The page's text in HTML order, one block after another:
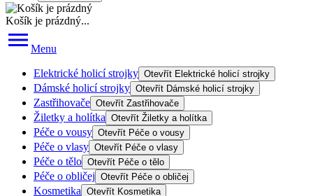
Košík je prázdný...
Menu
Elektrické holicí strojky Otevřít Elektrické holicí strojky
Dámské holicí strojky Otevřít Dámské holicí strojky
Zastřihovače Otevřít Zastřihovače
Žiletky a holítka Otevřít Žiletky a holítka
Péče o vousy Otevřít Péče o vousy
Péče o vlasy Otevřít Péče o vlasy
Péče o tělo Otevřít Péče o tělo
Péče o obličej Otevřít Péče o obličej
Kosmetika Otevřít Kosmetika